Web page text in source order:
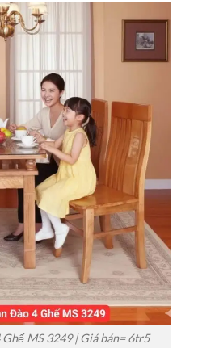
MS 3249 | Giá bán= 6tr5